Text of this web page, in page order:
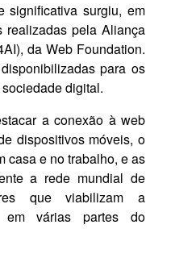
significativa surgiu, em
realizadas pela Aliança
da Web Foundation.
para os
digital.
a conexão à web
dispositivos móveis, o
casa e no trabalho, e as
a rede mundial de
que viabilizam a
em várias partes do